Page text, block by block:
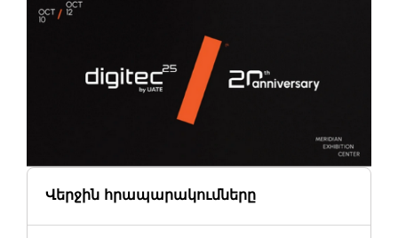
Վերջին հրապարակումները